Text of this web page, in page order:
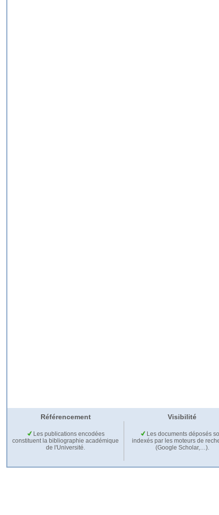
Référencement Visibilité
Les publications encodées
constituent la bibliographie académique
de l'Université.
Les documents déposés
indexés par les moteurs de
(Google Scholar,…).